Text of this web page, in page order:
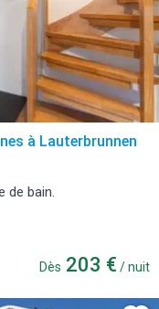
à Lauterbrunnen
de bain.
Dès 203 € / nuit